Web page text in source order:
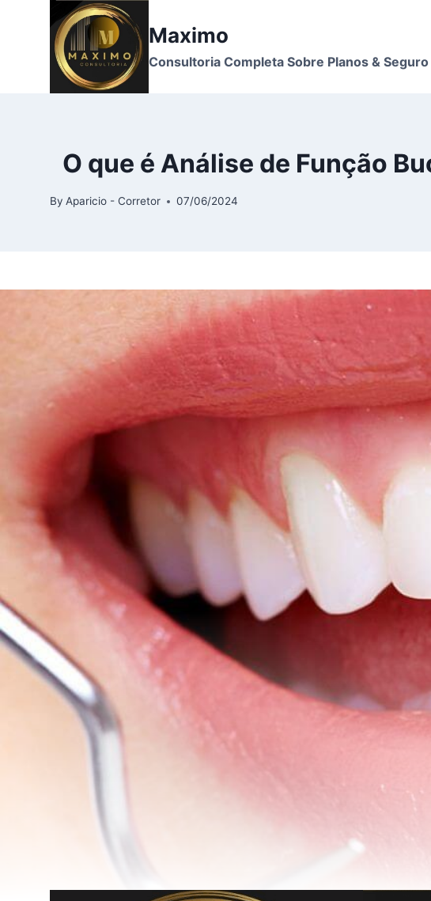
Maximo
Consultoria Completa Sobre Planos &
O que é Análise de Função
By Aparicio - Corretor 07/06/2024